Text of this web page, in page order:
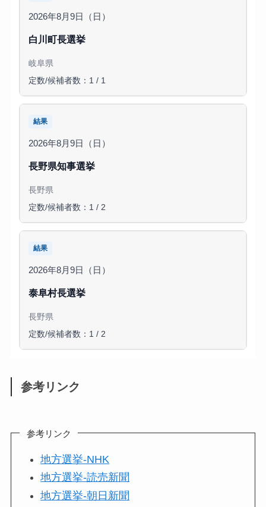
2026年8月9日（日）
白川町長選挙
岐阜県
定数/候補者数：1 / 1
結果
2026年8月9日（日）
長野県知事選挙
長野県
定数/候補者数：1 / 2
結果
2026年8月9日（日）
泰阜村長選挙
長野県
定数/候補者数：1 / 2
参考リンク
参考リンク
地方選挙-NHK
地方選挙-読売新聞
地方選挙-朝日新聞